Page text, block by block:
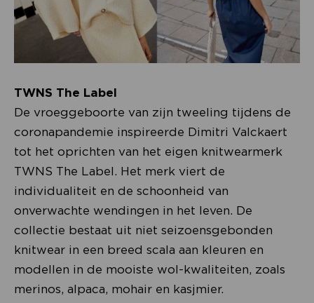
TWNS The Label
De vroeggeboorte van zijn tweeling tijdens de
coronapandemie inspireerde Dimitri Valckaert
tot het oprichten van het eigen knitwearmerk
TWNS The Label. Het merk viert de
individualiteit en de schoonheid van
onverwachte wendingen in het leven. De
collectie bestaat uit niet seizoensgebonden
knitwear in een breed scala aan kleuren en
modellen in de mooiste wol-kwaliteiten, zoals
merinos, alpaca, mohair en kasjmier.